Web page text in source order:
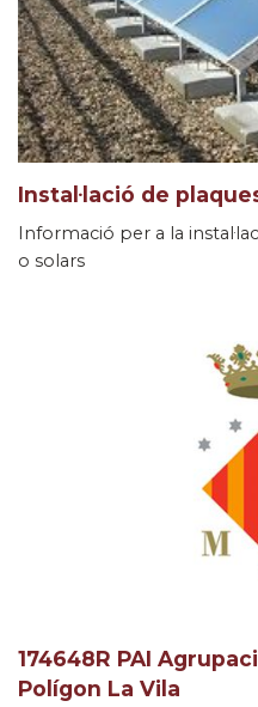
Instal·lació de
Informació per a la
o solars
174648R PAI
Polígon La Vila